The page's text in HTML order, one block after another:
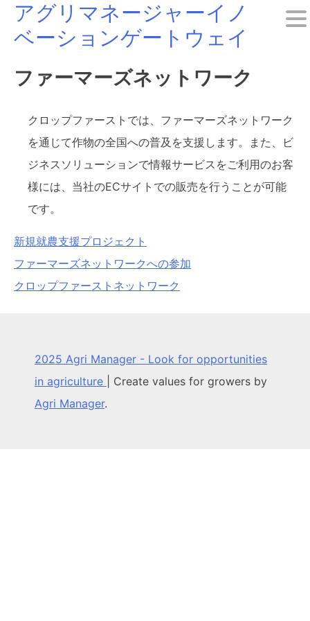
Skipアグリマネージャーイノ
ベーションゲートウェイ
ファーマーズネットワーク
クロップファーストでは、ファーマーズネットワーク
を通じて作物の全国への普及を支援します。また、ビ
ジネスソリューションで情報サービスをご利用のお客
様には、当社のECサイトでの販売を行うことが可能
です。
新規就農支援プロジェクト
ファーマーズネットワークへの参加
クロップファーストネットワーク
2025 Agri Manager - Look for opportunities
in agriculture
Create values for growers by
Agri Manager.